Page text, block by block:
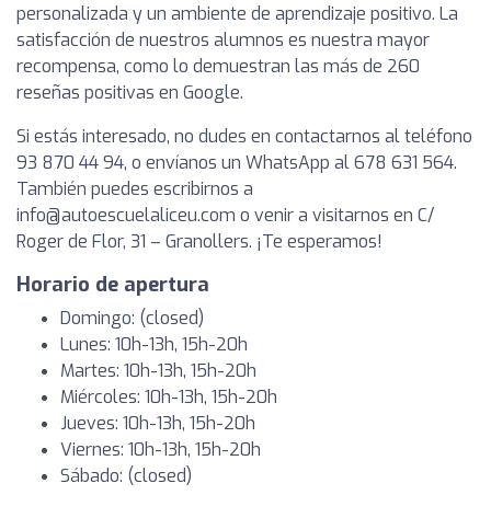
personalizada y un ambiente de aprendizaje positivo. La
satisfacción de nuestros alumnos es nuestra mayor
recompensa, como lo demuestran las más de 260
reseñas positivas en Google.
Si estás interesado, no dudes en contactarnos al teléfono
93 870 44 94, o envíanos un WhatsApp al 678 631 564.
También puedes escribirnos a
info@autoescuelaliceu.com o venir a visitarnos en C/
Roger de Flor, 31 – Granollers. ¡Te esperamos!
Horario de apertura
Domingo: (closed)
Lunes: 10h-13h, 15h-20h
Martes: 10h-13h, 15h-20h
Miércoles: 10h-13h, 15h-20h
Jueves: 10h-13h, 15h-20h
Viernes: 10h-13h, 15h-20h
Sábado: (closed)